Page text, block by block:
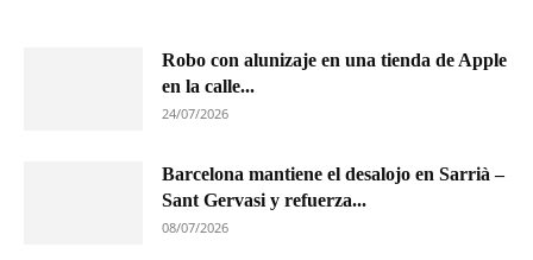
Robo con alunizaje en una tienda de Apple
en la calle...
24/07/2026
Barcelona mantiene el desalojo en Sarrià –
Sant Gervasi y refuerza...
08/07/2026